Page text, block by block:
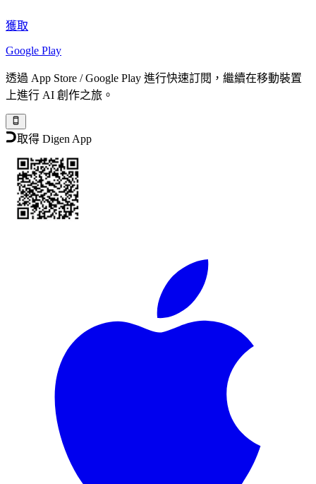
獲取
Google Play
透過 App Store / Google Play 進行快速訂閱，繼續在移動裝置
上進行 AI 創作之旅。
取得 Digen App